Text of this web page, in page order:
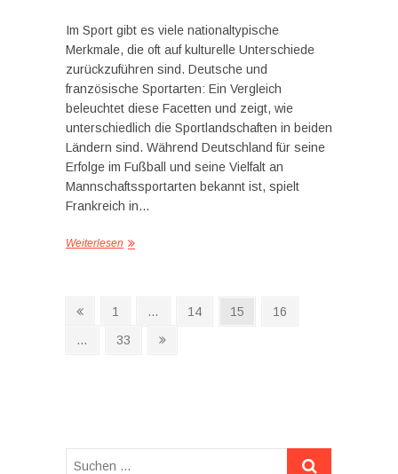
Im Sport gibt es viele nationaltypische
Merkmale, die oft auf kulturelle Unterschiede
zurückzuführen sind. Deutsche und
französische Sportarten: Ein Vergleich
beleuchtet diese Facetten und zeigt, wie
unterschiedlich die Sportlandschaften in beiden
Ländern sind. Während Deutschland für seine
Erfolge im Fußball und seine Vielfalt an
Mannschaftssportarten bekannt ist, spielt
Frankreich in…
Weiterlesen
Seitennummerierung
der
Vorherige
Seite
1 … Seite
14 Seite
15 Seite
16
…
Seite
33
Nächste
Suchen